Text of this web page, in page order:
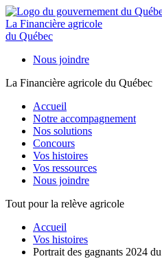
La Financière agricole
du Québec
Nous joindre
La Financière agricole du Québec
Accueil
Notre accompagnement
Nos solutions
Concours
Vos histoires
Vos ressources
Nous joindre
Tout pour la relève agricole
Accueil
Vos histoires
Portrait des gagnants 2024